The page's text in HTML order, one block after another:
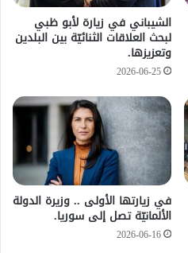
الشيباني في زيارة لأبو ظبي
لبحث العلاقات الثنائيّة بين البلدين
وتعزيزها.
2026-06-25
في زيارتها الأولى .. وزيرة الدولة
الألمانيّة تصل إلى سوريا.
2026-06-16